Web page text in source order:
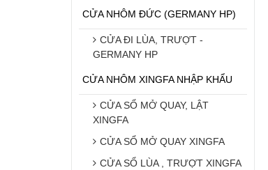
CỬA NHÔM ĐỨC (GERMANY HP)
CỬA ĐI LÙA, TRƯỢT -
GERMANY HP
CỬA NHÔM XINGFA NHẬP KHẨU
CỬA SỔ MỞ QUAY, LẬT
XINGFA
CỬA SỔ MỞ QUAY XINGFA
CỬA SỔ LÙA , TRƯỢT XINGFA